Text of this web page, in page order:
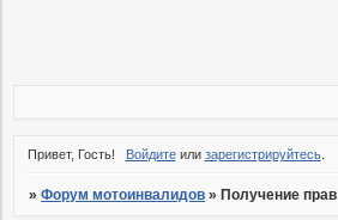
Привет, Гость! Войдитеили зарегистрируйтесь.
»Форум мотоинвалидов » Получение прав